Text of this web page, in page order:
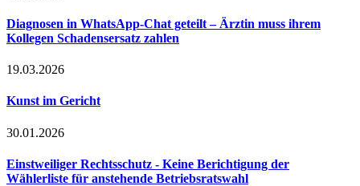
Diagnosen in WhatsApp-Chat geteilt – Ärztin muss ihrem
Kollegen Schadensersatz zahlen
19.03.2026
Kunst im Gericht
30.01.2026
Einstweiliger Rechtsschutz - Keine Berichtigung der
Wählerliste für anstehende Betriebsratswahl